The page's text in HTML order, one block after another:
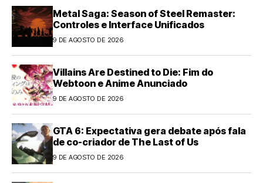
Metal Saga: Season of Steel Remaster:
Controles e Interface Unificados
9 DE AGOSTO DE 2026
Villains Are Destined to Die: Fim do
Webtoon e Anime Anunciado
9 DE AGOSTO DE 2026
GTA 6: Expectativa gera debate após fala
de co-criador de The Last of Us
9 DE AGOSTO DE 2026